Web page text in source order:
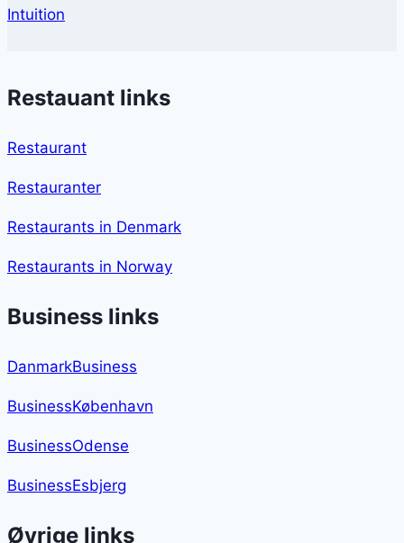
Intuition
Restauant links
Restaurant
Restauranter
Restaurants in Denmark
Restaurants in Norway
Business links
DanmarkBusiness
BusinessKøbenhavn
BusinessOdense
BusinessEsbjerg
Øvrige links